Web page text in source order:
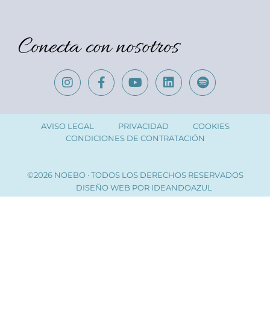
Conecta con nosotros
AVISO LEGAL PRIVACIDAD
COOKIES
CONDICIONES DE CONTRATACIÓN
©2026 NOEBO · TODOS LOS DERECHOS RESERVADOS
DISEÑO WEB POR IDEANDOAZUL